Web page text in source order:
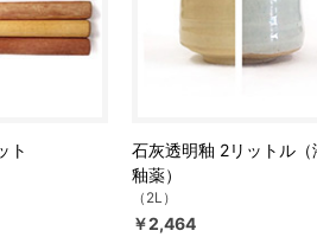
ト
石灰透明釉 2リットル（
釉薬）
（2L）
￥2,464